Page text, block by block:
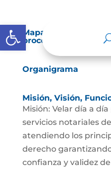
Abrir barra de
Mapas y cartas
procesos
Organigrama
Misión, Visión,
Misión: Velar día a
servicios notariales
atendiendo los
derecho
confianza y validez